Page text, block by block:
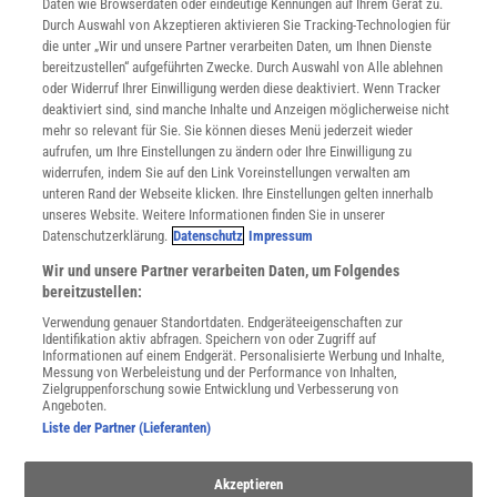
INFO
Mediadaten
Datenschutz
Nutzungsbedingungen
Cookie-Einstellungen
Utiq verwalten
Nutzungsbasierte Onlinewerbung
Alle Artikel
Impressum
Angebote für Schulen
Angebote für Institutionen
Sprachen lernen mit Gymglish
Lexika
Für Spektrum schreiben
Zugänglichkeitserklärung
WEBSEITEN
KielSCN
Wissenschaft in die Schulen
Daten wie Browserdaten oder eindeutige Kennungen auf Ihrem Gerät zu.
Durch Auswahl von Akzeptieren aktivieren Sie Tracking-Technologien für
die unter „Wir und unsere Partner verarbeiten Daten, um Ihnen Dienste
bereitzustellen“ aufgeführten Zwecke. Durch Auswahl von Alle ablehnen
oder Widerruf Ihrer Einwilligung werden diese deaktiviert. Wenn Tracker
deaktiviert sind, sind manche Inhalte und Anzeigen möglicherweise nicht
mehr so relevant für Sie. Sie können dieses Menü jederzeit wieder
aufrufen, um Ihre Einstellungen zu ändern oder Ihre Einwilligung zu
widerrufen, indem Sie auf den Link Voreinstellungen verwalten am
unteren Rand der Webseite klicken. Ihre Einstellungen gelten innerhalb
unseres Website. Weitere Informationen finden Sie in unserer
Datenschutzerklärung. Datenschutz Impressum
Wir und unsere Partner verarbeiten Daten, um Folgendes
bereitzustellen:
Verwendung genauer Standortdaten. Endgeräteeigenschaften zur
Identifikation aktiv abfragen. Speichern von oder Zugriff auf
Informationen auf einem Endgerät. Personalisierte Werbung und Inhalte,
Messung von Werbeleistung und der Performance von Inhalten,
Zielgruppenforschung sowie Entwicklung und Verbesserung von
Angeboten.
Liste der Partner (Lieferanten)
Akzeptieren